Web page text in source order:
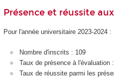
Présence et réussite
Pour l'année universitaire 2023-2024 :
Nombre d'inscrits : 109
Taux de présence à l'évaluation
Taux de réussite parmi les